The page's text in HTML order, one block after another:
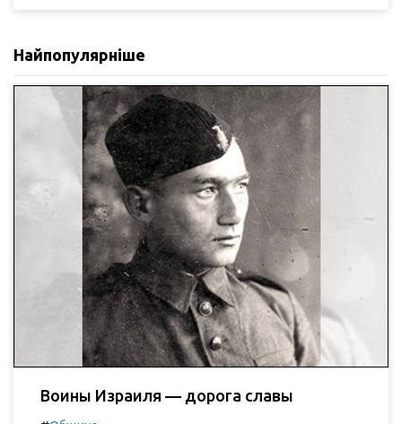
Найпопулярніше
Воины Израиля — дорога славы